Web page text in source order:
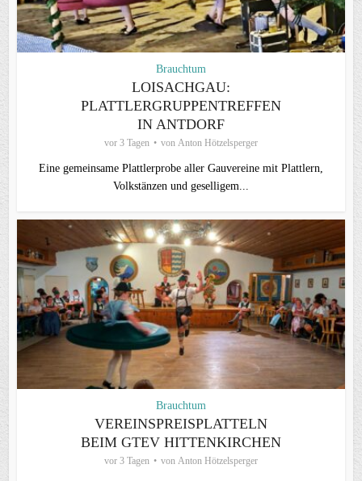
Brauchtum
LOISACHGAU:
PLATTLERGRUPPENTREFFEN
IN ANTDORF
vor 3 Tagen von Anton Hötzelsperger
Eine gemeinsame Plattlerprobe aller Gauvereine mit Plattlern,
Volkstänzen und geselligem...
Brauchtum
VEREINSPREISPLATTELN
BEIM GTEV HITTENKIRCHEN
vor 3 Tagen von Anton Hötzelsperger